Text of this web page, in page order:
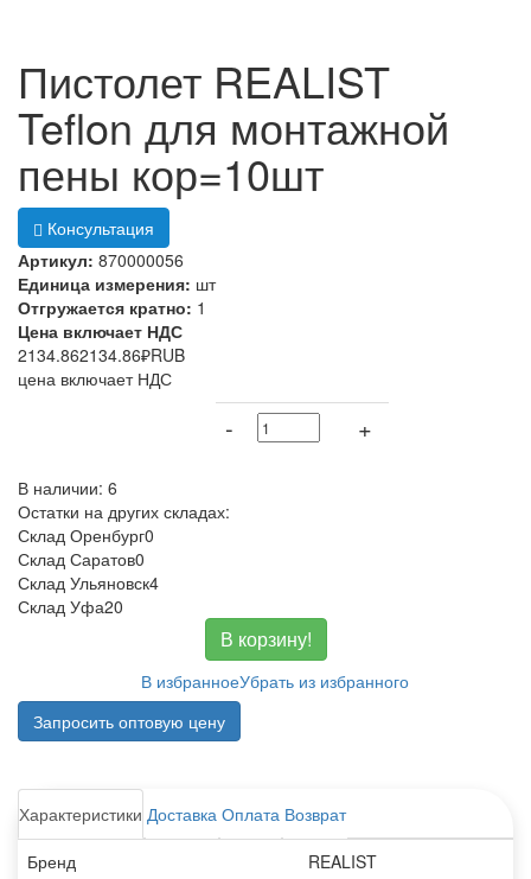
Пистолет REALIST
Teflon для монтажной
пены кор=10шт
Консультация
Артикул: 870000056
Единица измерения: шт
Отгружается кратно: 1
Цена включает НДС
2134.862134.86₽RUB
цена включает НДС
- +
В наличии: 6
Остатки на других складах:
Склад Оренбург0
Склад Саратов0
Склад Ульяновск4
Склад Уфа20
В корзину!
В избранноеУбрать из избранного
Запросить оптовую цену
Характеристики Доставка Оплата Возврат
Бренд
REALIST